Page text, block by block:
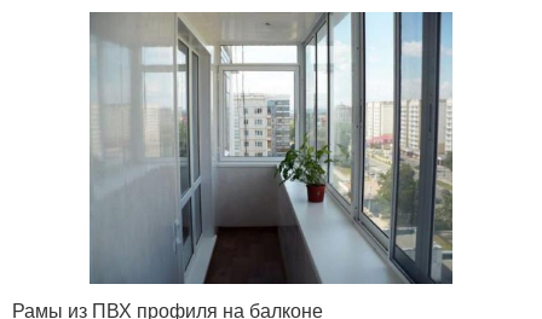
Рамы из ПВХ профиля на балконе